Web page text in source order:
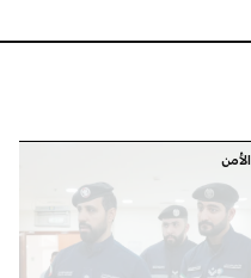
الأمن